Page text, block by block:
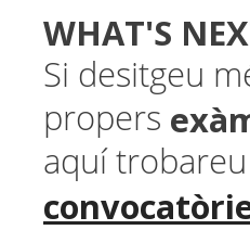
WHAT'S
Si desitgeu
propers
aquí